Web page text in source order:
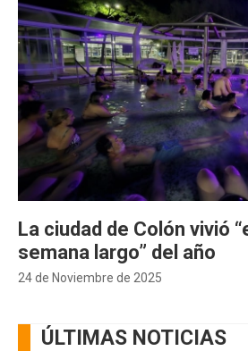
24 de Noviembre de 2025
La ciudad de Colón vivió
semana largo” del año
ÚLTIMAS NOTICIAS